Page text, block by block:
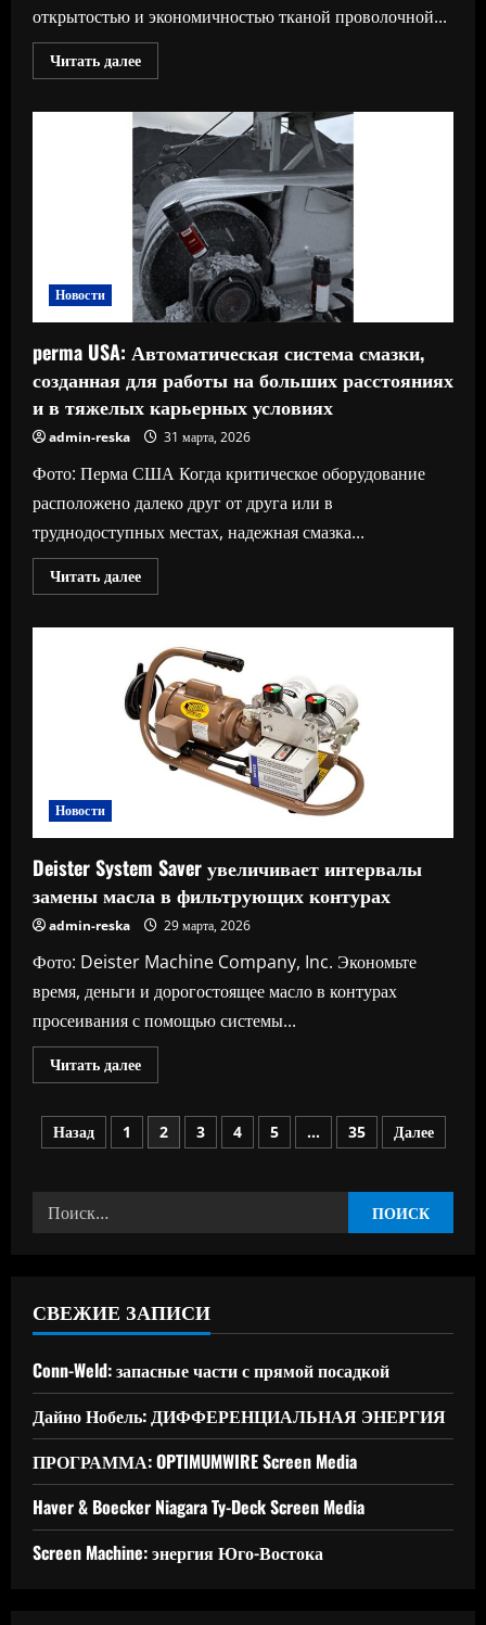
открытостью и экономичностью тканой проволочной...
Читать далееПрочитать
больше
ситовой
материал
Ty-
Wire
от
Haver
&
Boecker
Niagara
сочетает
в
себе
преимущества
полиуретана
тканой
проволочной
сеткой
Новости
perma USA: Автоматическая система смазки,
созданная для работы на больших расстояниях
и в тяжелых карьерных условиях
admin-reska 31 марта, 2026
Фото: Перма США Когда критическое оборудование
расположено далеко друг от друга или в
труднодоступных местах, надежная смазка...
Читать далееПрочитать
больше
Автоматическая
система
смазки,
созданная
для
работы
на
больших
расстояниях
карьерных
Новости
Deister System Saver увеличивает интервалы
замены масла в фильтрующих контурах
admin-reska 29 марта, 2026
Фото: Deister Machine Company, Inc. Экономьте
время, деньги и дорогостоящее масло в контурах
просеивания с помощью системы...
Читать далееПрочитать
больше
System
Saver
увеличивает
фильтрующих
Пагинация
записей
Назад 1 2 3 4 5 … 35 Далее
Найти:
СВЕЖИЕ ЗАПИСИ
Conn-Weld: запасные части с прямой посадкой
Дайно Нобель: ДИФФЕРЕНЦИАЛЬНАЯ ЭНЕРГИЯ
ПРОГРАММА: OPTIMUMWIRE Screen Media
Haver & Boecker Niagara Ty-Deck Screen Media
Screen Machine: энергия Юго-Востока